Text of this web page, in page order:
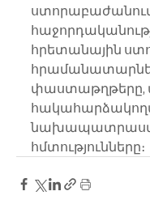
հրետանային
հմտությունները։